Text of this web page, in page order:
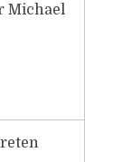
Michael